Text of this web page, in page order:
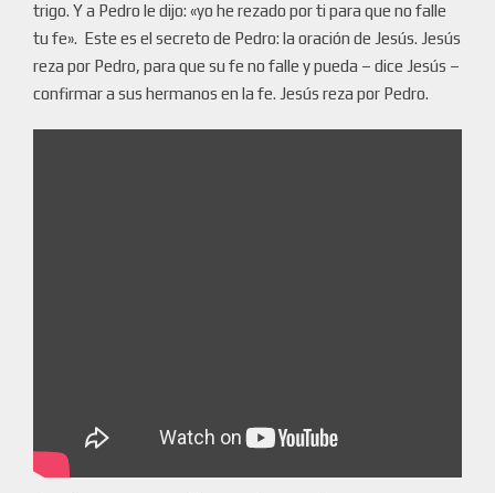
trigo. Y a Pedro le dijo: «yo he rezado por ti para que no falle
tu fe». Este es el secreto de Pedro: la oración de Jesús. Jesús
reza por Pedro, para que su fe no falle y pueda – dice Jesús –
confirmar a sus hermanos en la fe. Jesús reza por Pedro.